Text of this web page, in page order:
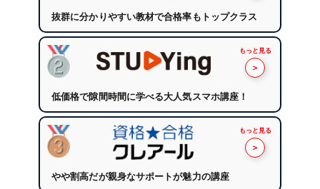
抜群に分かりやすい教材で合格率もトップクラス
もっと見る
＞
低価格で隙間時間に学べる大人気スマホ講座！
もっと見る
＞
やや割高だが親身なサポートが魅力の講座